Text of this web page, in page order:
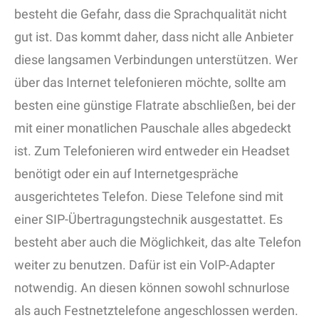
besteht die Gefahr, dass die Sprachqualität nicht
gut ist. Das kommt daher, dass nicht alle Anbieter
diese langsamen Verbindungen unterstützen. Wer
über das Internet telefonieren möchte, sollte am
besten eine günstige Flatrate abschließen, bei der
mit einer monatlichen Pauschale alles abgedeckt
ist. Zum Telefonieren wird entweder ein Headset
benötigt oder ein auf Internetgespräche
ausgerichtetes Telefon. Diese Telefone sind mit
einer SIP-Übertragungstechnik ausgestattet. Es
besteht aber auch die Möglichkeit, das alte Telefon
weiter zu benutzen. Dafür ist ein VoIP-Adapter
notwendig. An diesen können sowohl schnurlose
als auch Festnetztelefone angeschlossen werden.